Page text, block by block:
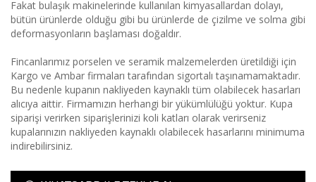
Fakat bulaşık makinelerinde kullanılan kimyasallardan dolayı,
bütün ürünlerde olduğu gibi bu ürünlerde de çizilme ve solma gibi
deformasyonların başlaması doğaldır.
Fincanlarımız porselen ve seramik malzemelerden üretildiği için
Kargo ve Ambar firmaları tarafından sigortalı taşınamamaktadır.
Bu nedenle kupanın nakliyeden kaynaklı tüm olabilecek hasarları
alıcıya aittir. Firmamızın herhangi bir yükümlülüğü yoktur. Kupa
siparişi verirken siparişlerinizi koli katları olarak verirseniz
kupalarınızın nakliyeden kaynaklı olabilecek hasarlarını minimuma
indirebilirsiniz.